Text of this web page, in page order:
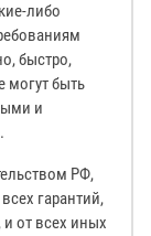
либо
быстро,
могут быть
и
РФ,
гарантий,
от всех иных